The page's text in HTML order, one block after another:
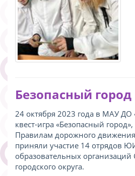
Безопасный город
24 октября 2023 года в МАУ ДО
квест-игра «Безопасный
Правилам дорожного
приняли участие 14 отрядов
образовательных организаций
городского округа.